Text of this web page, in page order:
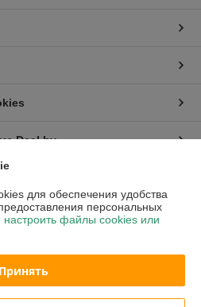
Deal.by
ИП Ржечицкий Игорь Леонидович
155 - 45
облисполком
для обеспечения удобства
персональных
файлы cookies или
Принять